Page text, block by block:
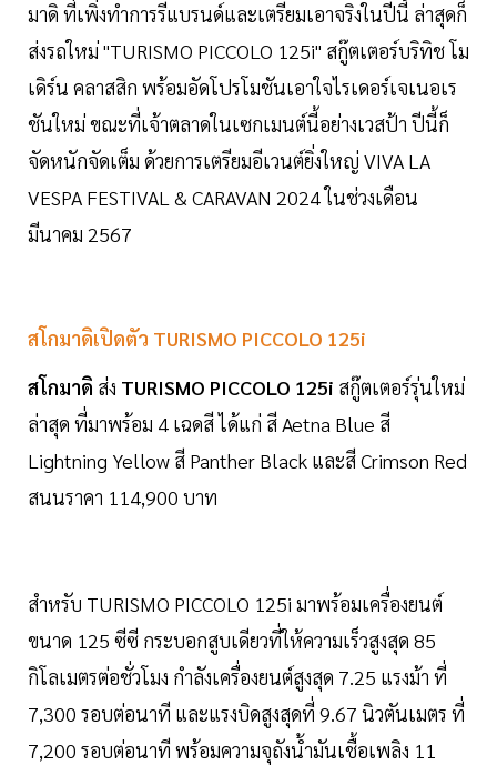
มาดิ ที่เพิ่งทำการรีแบรนด์และเตรียมเอาจริงในปีนี้ ล่าสุดก็
ส่งรถใหม่ "TURISMO PICCOLO 125i" สกู๊ตเตอร์บริทิช โม
เดิร์น คลาสสิก พร้อมอัดโปรโมชันเอาใจไรเดอร์เจเนอเร
ชันใหม่ ขณะที่เจ้าตลาดในเซกเมนต์นี้อย่างเวสป้า ปีนี้ก็
จัดหนักจัดเต็ม ด้วยการเตรียมอีเวนต์ยิ่งใหญ่ VIVA LA
VESPA FESTIVAL & CARAVAN 2024 ในช่วงเดือน
มีนาคม 2567
สโกมาดิเปิดตัว TURISMO PICCOLO 125i
สโกมาดิ ส่ง TURISMO PICCOLO 125i สกู๊ตเตอร์รุ่นใหม่
ล่าสุด ที่มาพร้อม 4 เฉดสี ได้แก่ สี Aetna Blue สี
Lightning Yellow สี Panther Black และสี Crimson Red
สนนราคา 114,900 บาท
สำหรับ TURISMO PICCOLO 125i มาพร้อมเครื่องยนต์
ขนาด 125 ซีซี กระบอกสูบเดียวที่ให้ความเร็วสูงสุด 85
กิโลเมตรต่อชั่วโมง กำลังเครื่องยนต์สูงสุด 7.25 แรงม้า ที่
7,300 รอบต่อนาที และแรงบิดสูงสุดที่ 9.67 นิวตันเมตร ที่
7,200 รอบต่อนาที พร้อมความจุถังน้ำมันเชื้อเพลิง 11